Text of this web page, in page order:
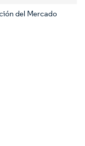
del Mercado